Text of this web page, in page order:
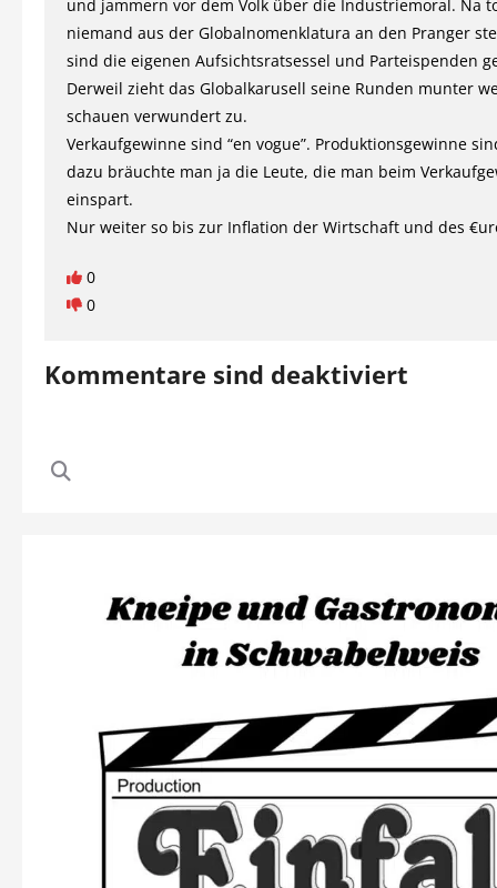
und jammern vor dem Volk über die Industriemoral. Na
niemand aus der Globalnomenklatura an den Pranger
sind die eigenen Aufsichtsratsessel und Parteispenden
Derweil zieht das Globalkarusell seine Runden munter
schauen verwundert zu.
Verkaufgewinne sind “en vogue”. Produktionsgewinne
dazu bräuchte man ja die Leute, die man beim
einspart.
Nur weiter so bis zur Inflation der Wirtschaft und des
0
0
Kommentare sind deaktiviert